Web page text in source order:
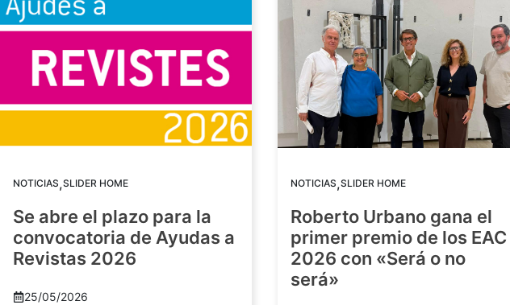
NOTICIAS,SLIDER HOME
Se abre el plazo para la
convocatoria de Ayudas a
Revistas 2026
25/05/2026
NOTICIAS,SLIDER HOME
Roberto Urbano gana el
primer premio de los EAC
2026 con «Será o no
será»